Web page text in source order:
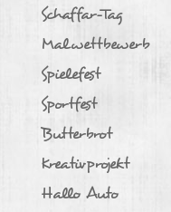
Schaffar-Tag
Malwettbewerb
Spielefest
Sportfest
Butterbrot
Kreativprojekt
Hallo Auto